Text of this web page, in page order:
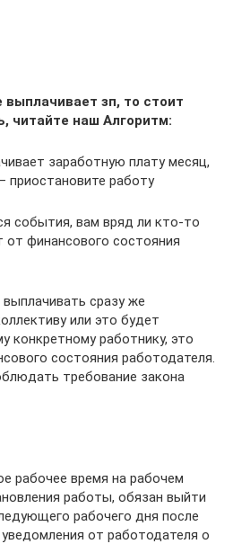
выплачивает зп, то стоит
читайте наш Алгоритм:
заработную плату месяц,
приостановите работу
события, вам вряд ли кто-то
от финансового состояния
сразу же
или это будет
конкретному работнику, это
состояния работодателя.
требование закона
рабочее время на рабочем
работы, обязан выйти
рабочего дня после
от работодателя о